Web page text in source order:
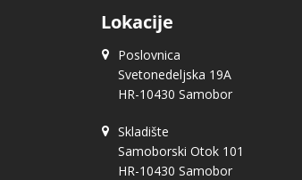
Lokacije
Poslovnica
Svetonedeljska 19A
HR-10430 Samobor
Skladište
Samoborski Otok 101
HR-10430 Samobor